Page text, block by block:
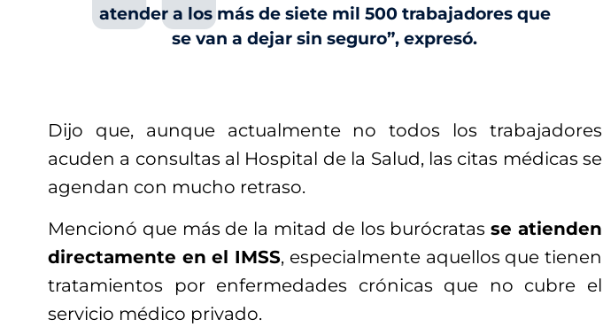
atender a los más de siete mil 500 trabajadores que
se van a dejar sin seguro”, expresó.
Dijo que, aunque actualmente no todos los trabajadores
acuden a consultas al Hospital de la Salud, las citas médicas se
agendan con mucho retraso.
Mencionó que más de la mitad de los burócratasse atienden
directamente en el IMSS, especialmente aquellos que tienen
tratamientos por enfermedades crónicas que no cubre el
servicio médico privado.